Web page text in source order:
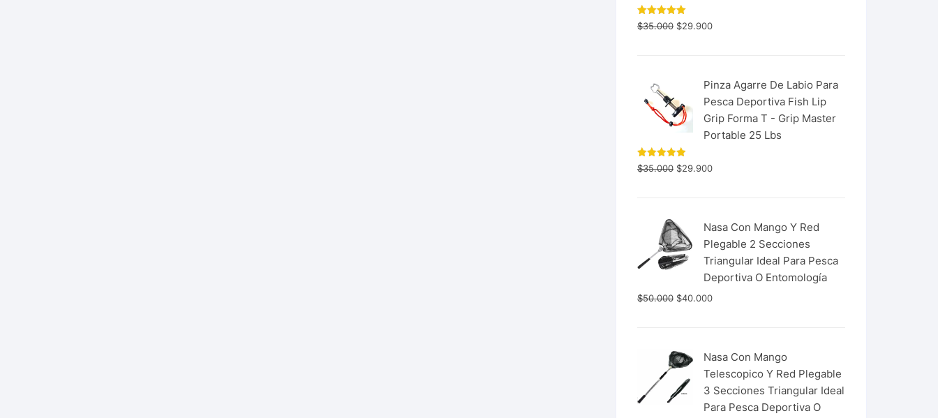
Valorado
con 5.00
$35.000 $29.900
Pinza Agarre De Labio Para
Pesca Deportiva Fish Lip
Grip Forma T - Grip Master
Portable 25 Lbs
Valorado
con 5.00
$35.000 $29.900
Nasa Con Mango Y Red
Plegable 2 Secciones
Triangular Ideal Para Pesca
Deportiva O Entomología
$50.000 $40.000
Nasa Con Mango
Telescopico Y Red Plegable
3 Secciones Triangular Ideal
Para Pesca Deportiva O